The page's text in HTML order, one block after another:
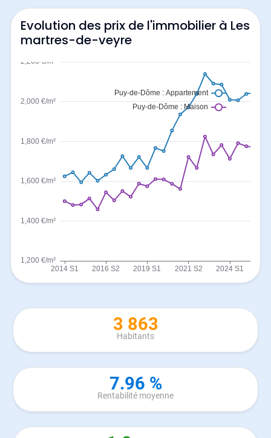
Evolution des prix de l'immobilier à Les
martres-de-veyre
3 863
Habitants
7.96 %
Rentabilité moyenne